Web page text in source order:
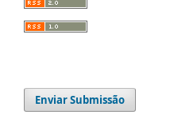
Enviar Submissão